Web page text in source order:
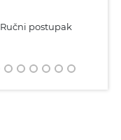
Ručni postupak